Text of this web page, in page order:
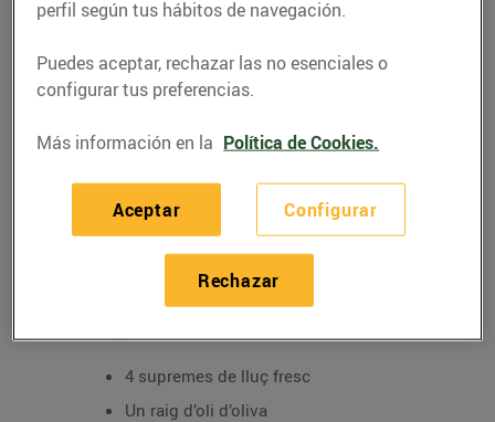
RECETAS
Lluç amb parmentier
07/junio/2022
Ingredients per a 4 persones:
4 supremes de lluç fresc
Un raig d’oli d’oliva
perfil según tus hábitos de navegación.
Puedes aceptar, rechazar las no esenciales o
configurar tus preferencias.
Más información en la Política de Cookies.
Configurar
Rechazar
Aceptar